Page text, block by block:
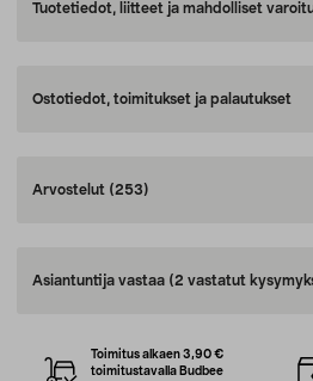
Tuotetiedot, liitteet ja mahdolliset
Ostotiedot, toimitukset ja palautukset
Arvostelut (253)
Asiantuntija vastaa (2 vastatut
Toimitus alkaen 3,90 €
toimitustavalla Budbee